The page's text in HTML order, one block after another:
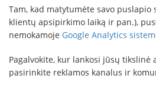
Tam, kad matytumėte savo puslapio
klientų apsipirkimo laiką ir pan.),
nemokamoje Google Analytics
Pagalvokite, kur lankosi jūsų
pasirinkite reklamos kanalus ir